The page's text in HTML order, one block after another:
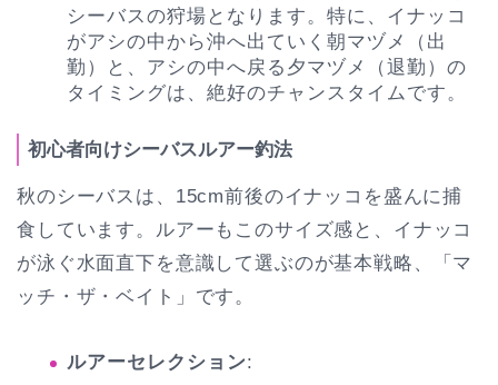
シーバスの狩場となります。特に、イナッコ
がアシの中から沖へ出ていく朝マヅメ（出
勤）と、アシの中へ戻る夕マヅメ（退勤）の
タイミングは、絶好のチャンスタイムです。
初心者向けシーバスルアー釣法
秋のシーバスは、15cm前後のイナッコを盛んに捕
食しています。ルアーもこのサイズ感と、イナッコ
が泳ぐ水面直下を意識して選ぶのが基本戦略、「マ
ッチ・ザ・ベイト」です。
ルアーセレクション: